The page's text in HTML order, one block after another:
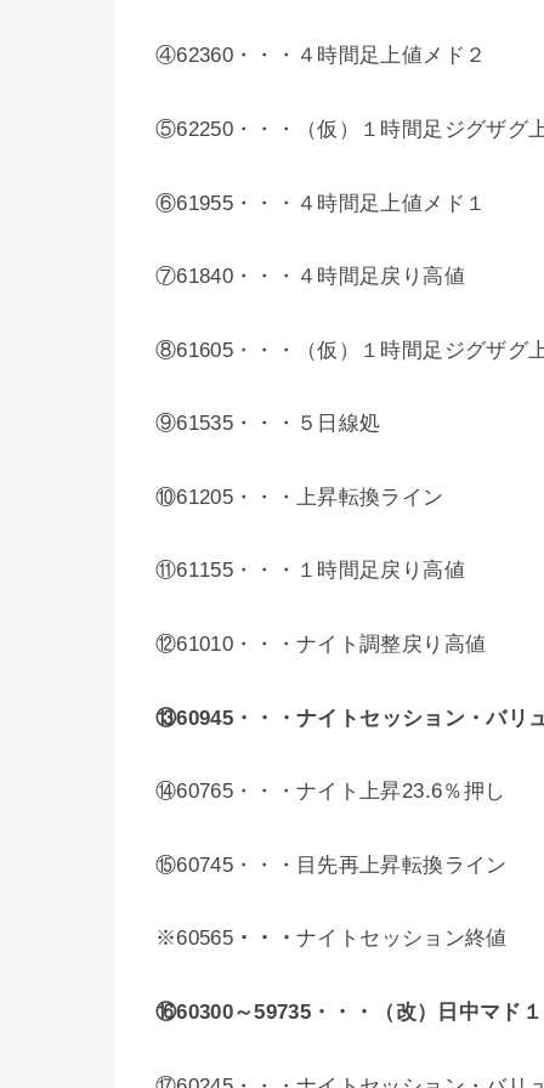
④62360・・・４時間足上値メド２
⑤62250・・・（仮）１時間足ジグザグ
⑥61955・・・４時間足上値メド１
⑦61840・・・４時間足戻り高値
⑧61605・・・（仮）１時間足ジグザグ
⑨61535・・・５日線処
⑩61205・・・上昇転換ライン
⑪61155・・・１時間足戻り高値
⑫61010・・・ナイト調整戻り高値
⑬60945 ・・・ナイトセッション・バリ
⑭60765・・・ナイト上昇23.6％押し
⑮60745・・・目先再上昇転換ライン
※60565 ・・・ナイトセッション終値
⑯60300～59735・・・（改） 日中マド